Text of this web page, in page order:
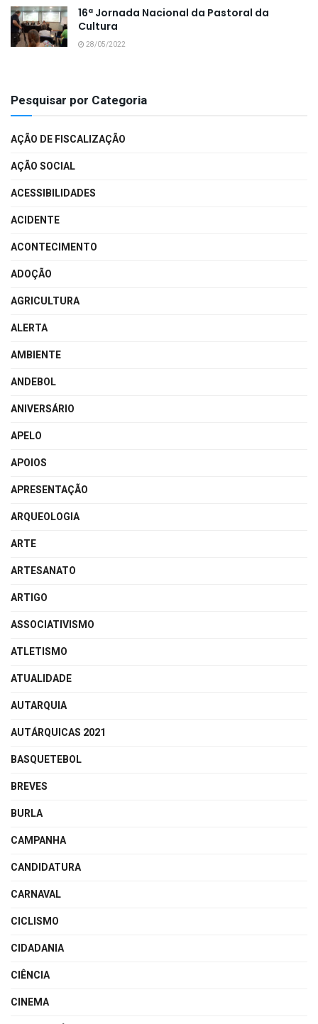
16ª Jornada Nacional da Pastoral da
Cultura
28/05/2022
Pesquisar por Categoria
AÇÃO DE FISCALIZAÇÃO
AÇÃO SOCIAL
ACESSIBILIDADES
ACIDENTE
ACONTECIMENTO
ADOÇÃO
AGRICULTURA
ALERTA
AMBIENTE
ANDEBOL
ANIVERSÁRIO
APELO
APOIOS
APRESENTAÇÃO
ARQUEOLOGIA
ARTE
ARTESANATO
ARTIGO
ASSOCIATIVISMO
ATLETISMO
ATUALIDADE
AUTARQUIA
AUTÁRQUICAS 2021
BASQUETEBOL
BREVES
BURLA
CAMPANHA
CANDIDATURA
CARNAVAL
CICLISMO
CIDADANIA
CIÊNCIA
CINEMA